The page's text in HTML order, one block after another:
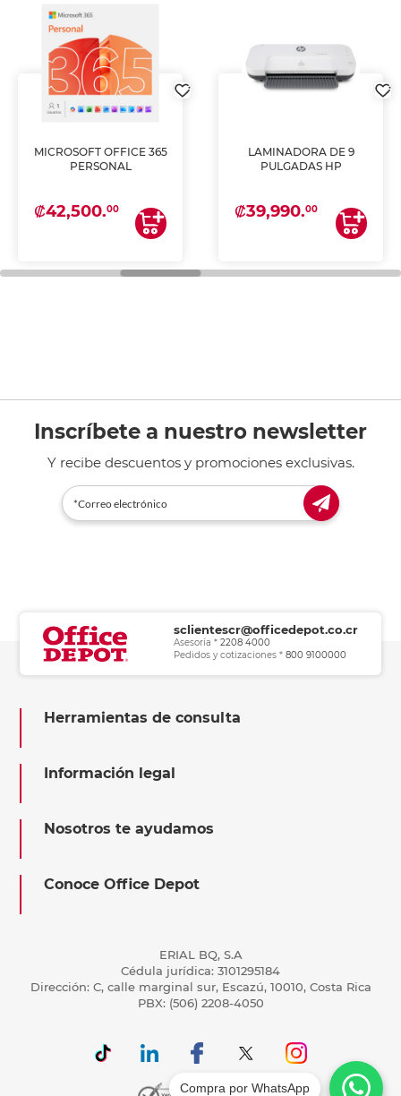
MICROSOFT OFFICE 365
PERSONAL
₡42,500.00
LAMINADORA DE 9
PULGADAS HP
₡39,990.00
Inscríbete a nuestro newsletter
Y recibe descuentos y promociones exclusivas.
sclientescr@officedepot.co.cr
Asesoría *2208 4000
Pedidos y cotizaciones *800 9100000
Herramientas de consulta
Información legal
Nosotros te ayudamos
Conoce Office Depot
ERIAL BQ, S.A
Cédula jurídica: 3101295184
Dirección: C, calle marginal sur, Escazú, 10010, Costa Rica
PBX: (506) 2208-4050
Compra por WhatsApp